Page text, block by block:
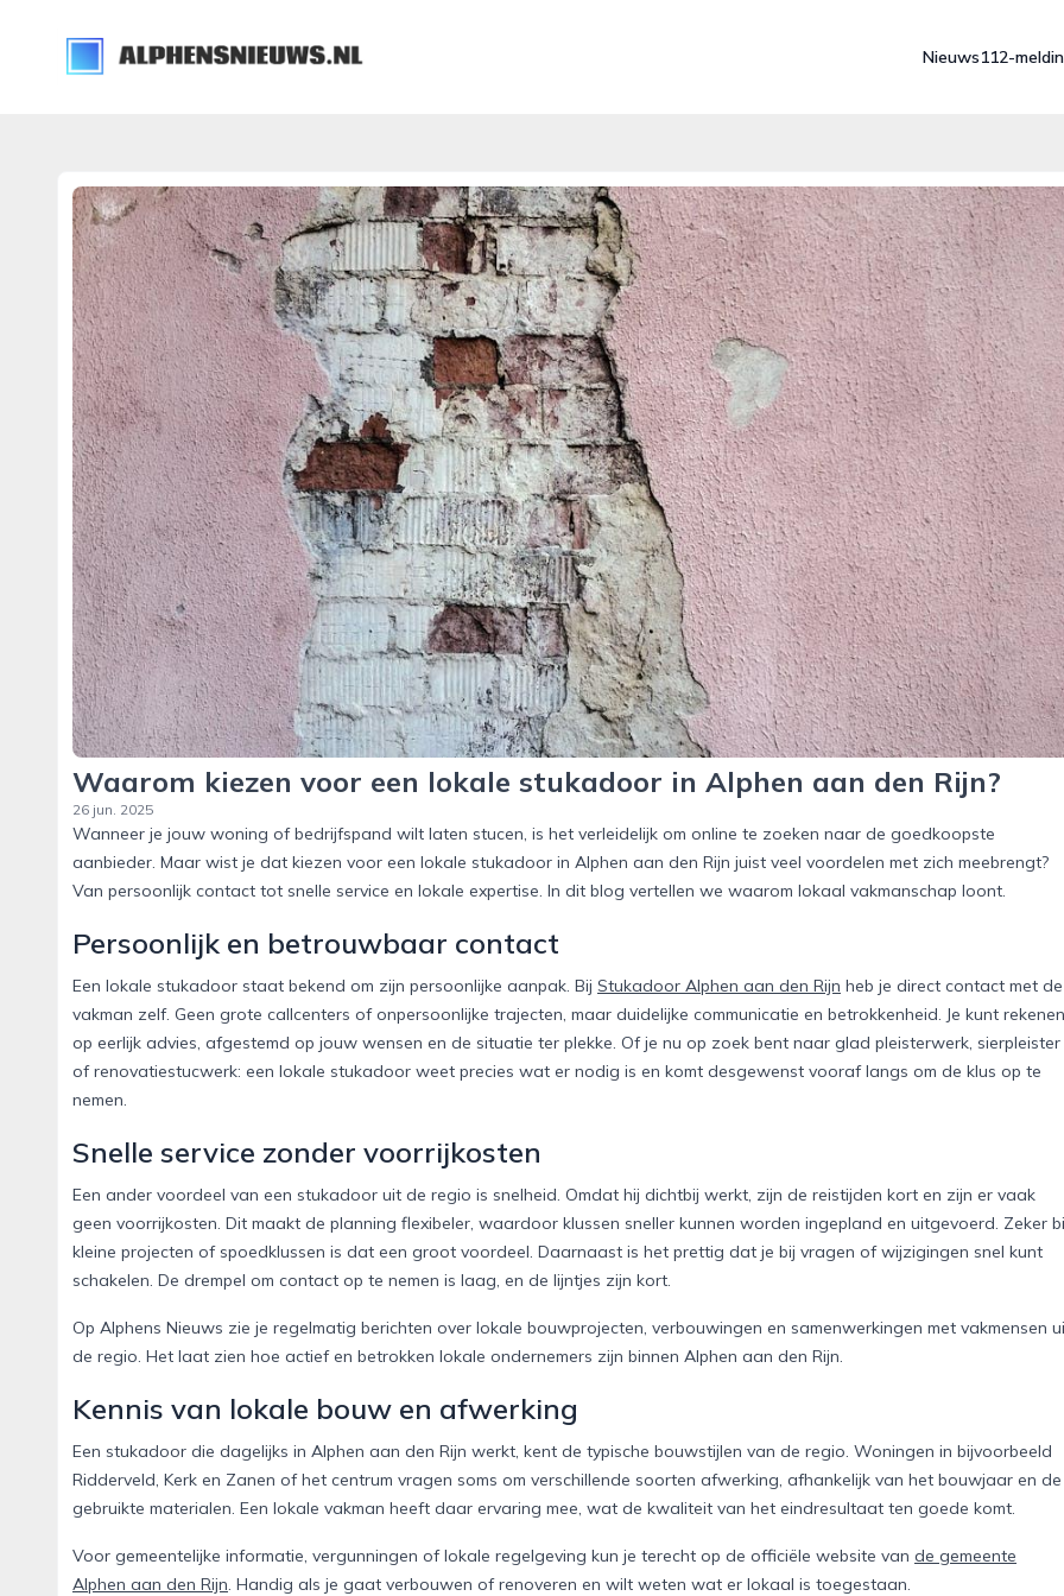
alphensnieuws.nl
Nieuws112-
Waarom kiezen voor een lokale stukadoor in Alphen aan den Rijn?
26 jun. 2025
Wanneer je jouw woning of bedrijfspand wilt laten stucen, is het verleidelijk om online te zoeken naar de goedkoopste
aanbieder. Maar wist je dat kiezen voor een lokale stukadoor in Alphen aan den Rijn juist veel voordelen met zich meebrengt?
Van persoonlijk contact tot snelle service en lokale expertise. In dit blog vertellen we waarom lokaal vakmanschap loont.
Persoonlijk en betrouwbaar contact
Een lokale stukadoor staat bekend om zijn persoonlijke aanpak. Bij Stukadoor Alphen aan den Rijn heb je direct contact met de
vakman zelf. Geen grote callcenters of onpersoonlijke trajecten, maar duidelijke communicatie en betrokkenheid. Je kunt rekenen
op eerlijk advies, afgestemd op jouw wensen en de situatie ter plekke. Of je nu op zoek bent naar glad pleisterwerk, sierpleister
of renovatiestucwerk: een lokale stukadoor weet precies wat er nodig is en komt desgewenst vooraf langs om de klus op te
nemen.
Snelle service zonder voorrijkosten
Een ander voordeel van een stukadoor uit de regio is snelheid. Omdat hij dichtbij werkt, zijn de reistijden kort en zijn er vaak
geen voorrijkosten. Dit maakt de planning flexibeler, waardoor klussen sneller kunnen worden ingepland en uitgevoerd. Zeker
kleine projecten of spoedklussen is dat een groot voordeel. Daarnaast is het prettig dat je bij vragen of wijzigingen snel kunt
schakelen. De drempel om contact op te nemen is laag, en de lijntjes zijn kort.
Op Alphens Nieuws zie je regelmatig berichten over lokale bouwprojecten, verbouwingen en samenwerkingen met vakmensen
de regio. Het laat zien hoe actief en betrokken lokale ondernemers zijn binnen Alphen aan den Rijn.
Kennis van lokale bouw en afwerking
Een stukadoor die dagelijks in Alphen aan den Rijn werkt, kent de typische bouwstijlen van de regio. Woningen in bijvoorbeeld
Ridderveld, Kerk en Zanen of het centrum vragen soms om verschillende soorten afwerking, afhankelijk van het bouwjaar en de
gebruikte materialen. Een lokale vakman heeft daar ervaring mee, wat de kwaliteit van het eindresultaat ten goede komt.
Voor gemeentelijke informatie, vergunningen of lokale regelgeving kun je terecht op de officiële website van de gemeente
Alphen aan den Rijn. Handig als je gaat verbouwen of renoveren en wilt weten wat er lokaal is toegestaan.